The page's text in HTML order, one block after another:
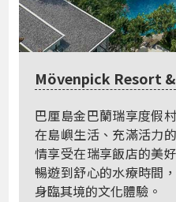
Mövenpick Resort
巴厘島金巴蘭瑞享度假
在島嶼生活、充滿活力
情享受在瑞享飯店的美
暢遊到舒心的水療時間
身臨其境的文化體驗。